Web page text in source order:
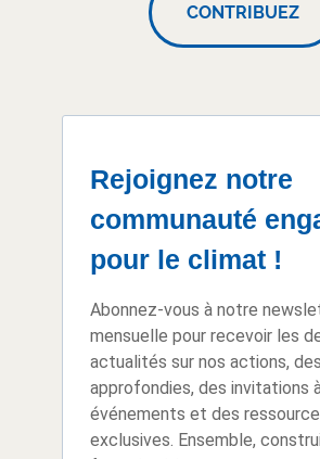
CONTRIBUEZ
Rejoignez notre
communauté
pour le climat !
Abonnez-vous à notre
mensuelle pour recevoir les
actualités sur nos actions,
approfondies, des invitations
événements et des
exclusives. Ensemble,